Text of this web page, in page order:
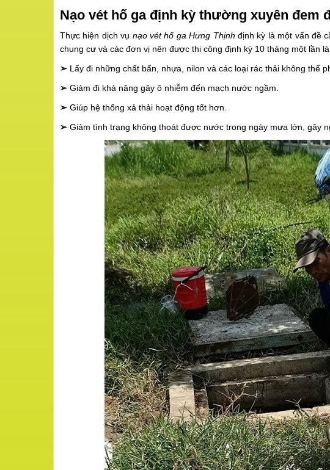
Nạo vét hố ga định kỳ thường xuyên đem
Thực hiện dịch vụ nạo vét hố ga Hưng Thịnh định kỳ là một vấn đề
chung cư và các đơn vị nên được thi công định kỳ 10 tháng một lần
➢ Lấy đi những chất bẩn, nhựa, nilon và các loại rác thải không thể
➢ Giảm đi khả năng gây ô nhiễm đến mạch nước ngầm.
➢ Giúp hệ thống xả thải hoạt động tốt hơn.
➢ Giảm tình trạng không thoát được nước trong ngày mưa lớn, gây